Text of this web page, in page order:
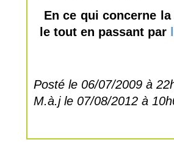
En ce qui concerne
le tout en passant par
Posté le 06/07/2009 à
M.à.j le 07/08/2012 à